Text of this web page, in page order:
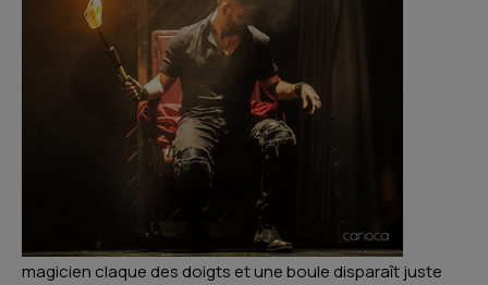
magicien claque des doigts et une boule disparaît juste